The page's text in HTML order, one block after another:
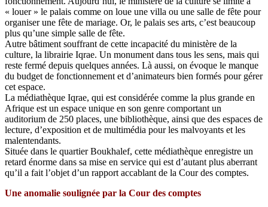
« louer » le palais comme on loue une villa ou une salle de fête pour
organiser une fête de mariage. Or, le palais ses arts, c’est beaucoup
plus qu’une simple salle de fête.
Autre bâtiment souffrant de cette incapacité du ministère de la
culture, la librairie Iqrae. Un monument dans tous les sens, mais qui
reste fermé depuis quelques années. Là aussi, on évoque le manque
du budget de fonctionnement et d’animateurs bien formés pour gérer
cet espace.
La médiathèque Iqrae, qui est considérée comme la plus grande en
Afrique est un espace unique en son genre comportant un
auditorium de 250 places, une bibliothèque, ainsi que des espaces de
lecture, d’exposition et de multimédia pour les malvoyants et les
malentendants.
Située dans le quartier Boukhalef, cette médiathèque enregistre un
retard énorme dans sa mise en service qui est d’autant plus aberrant
qu’il a fait l’objet d’un rapport accablant de la Cour des comptes.
Une anomalie soulignée par la Cour des comptes